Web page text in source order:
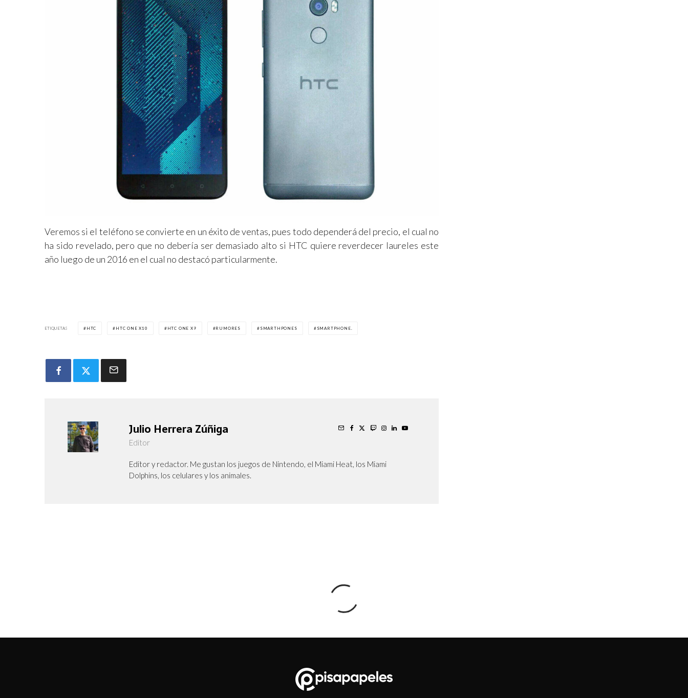
Veremos si el teléfono se convierte en un éxito de ventas, pues todo dependerá del precio, el cual no
ha sido revelado, pero que no debería ser demasiado alto si HTC quiere reverdecer laureles este
año luego de un 2016 en el cual no destacó particularmente.
ETIQUETAS HTC HTC ONE X10 HTC ONE X9 RUMORES SMARTHPONES SMARTPHONE.
Julio Herrera Zúñiga
Editor
Editor y redactor. Me gustan los juegos de Nintendo, el Miami Heat, los Miami
Dolphins, los celulares y los animales.